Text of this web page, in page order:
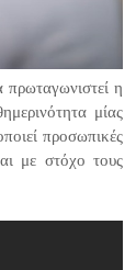
η
μίας
προσωπικές
με στόχο τους